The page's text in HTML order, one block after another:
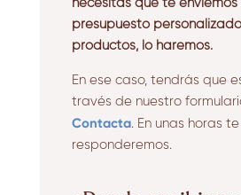
necesitas que te enviemos
presupuesto
productos, lo haremos.
En ese caso, tendrás que
través de nuestro
Contacta. En unas horas te
responderemos.